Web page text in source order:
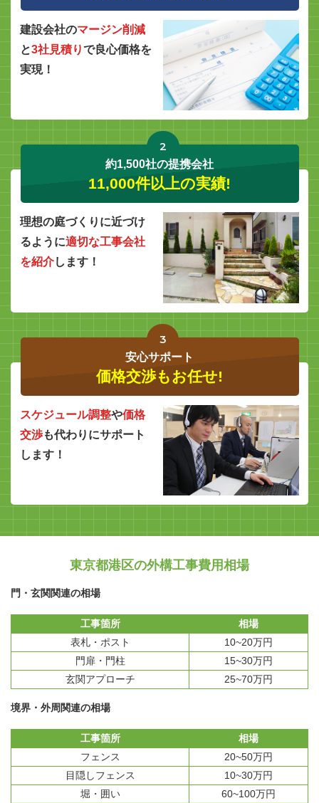
建設会社のマージン削減
と3社見積りで良心価格を
実現！
2
約1,500社の提携会社
11,000件以上の実績!
理想の庭づくりに近づけ
るように適切な工事会社
を紹介します！
3
安心サポート
価格交渉もお任せ!
スケジュール調整や価格
交渉も代わりにサポート
します！
東京都港区の外構工事費用相場
門・玄関関連の相場
工事箇所
相場
表札・ポスト
10~20万円
門扉・門柱
15~30万円
玄関アプローチ
25~70万円
境界・外周関連の相場
工事箇所
相場
フェンス
20~50万円
目隠しフェンス
10~30万円
堀・囲い
60~100万円